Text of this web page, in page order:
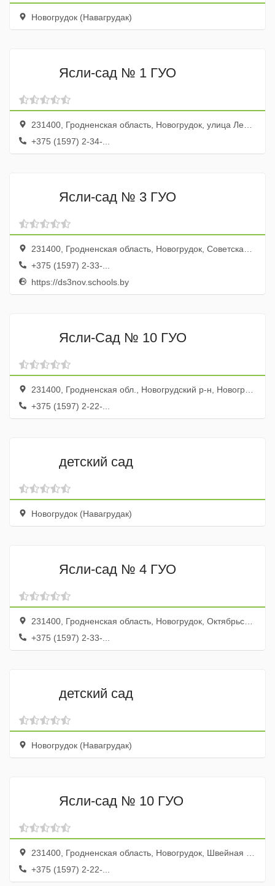
Новогрудок (Навагрудак)
Ясли-сад № 1 ГУО
231400, Гродненская область, Новогрудок, улица Ленина, 30
+375 (1597) 2-34-...
Ясли-сад № 3 ГУО
231400, Гродненская область, Новогрудок, Советская улица, 17А
+375 (1597) 2-33-...
https://ds3nov.schools.by
Ясли-Сад № 10 ГУО
231400, Гродненская обл., Новогрудский р-н, Новогрудок г., ул. Швейная, 6
+375 (1597) 2-22-...
детский сад
Новогрудок (Навагрудак)
Ясли-сад № 4 ГУО
231400, Гродненская область, Новогрудок, Октябрьская улица, 43А
+375 (1597) 2-33-...
детский сад
Новогрудок (Навагрудак)
Ясли-сад № 10 ГУО
231400, Гродненская область, Новогрудок, Швейная улица, 6
+375 (1597) 2-22-...